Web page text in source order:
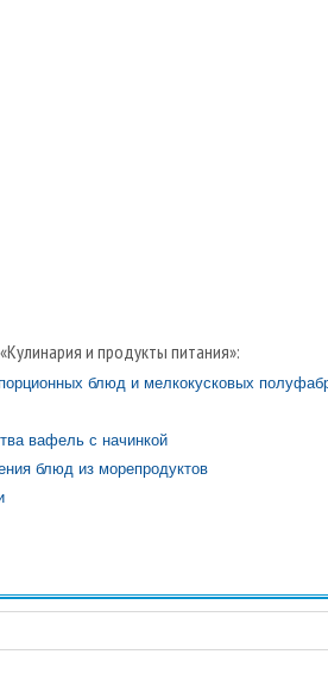
и продукты питания»:
блюд и мелкокусковых
вафель с начинкой
блюд из морепродуктов